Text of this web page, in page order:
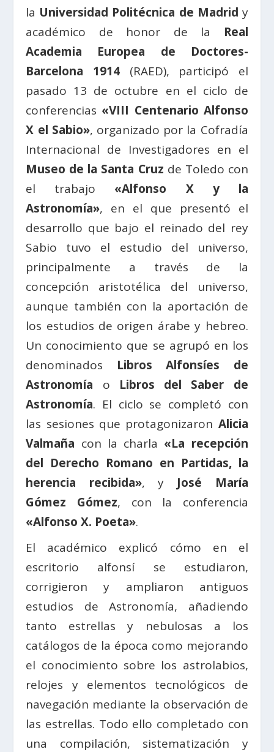
la Universidad Politécnica de Madrid y
académico de honor de la Real
Academia Europea de Doctores-
Barcelona 1914(RAED), participó el
pasado 13 de octubre en el ciclo de
conferencias «VIII Centenario Alfonso
X el Sabio», organizado por la Cofradía
Internacional de Investigadores en el
Museo de la Santa Cruz de Toledo con
el trabajo «Alfonso X y la
Astronomía», en el que presentó el
desarrollo que bajo el reinado del rey
Sabio tuvo el estudio del universo,
principalmente a través de la
concepción aristotélica del universo,
aunque también con la aportación de
los estudios de origen árabe y hebreo.
Un conocimiento que se agrupó en los
denominados Libros Alfonsíes de
Astronomía o Libros del Saber de
Astronomía. El ciclo se completó con
las sesiones que protagonizaron Alicia
Valmaña con la charla «La recepción
del Derecho Romano en Partidas, la
herencia recibida», y José María
Gómez Gómez, con la conferencia
«Alfonso X. Poeta».
El académico explicó cómo en el
escritorio alfonsí se estudiaron,
corrigieron y ampliaron antiguos
estudios de Astronomía, añadiendo
tanto estrellas y nebulosas a los
catálogos de la época como mejorando
el conocimiento sobre los astrolabios,
relojes y elementos tecnológicos de
navegación mediante la observación de
las estrellas. Todo ello completado con
una compilación, sistematización y